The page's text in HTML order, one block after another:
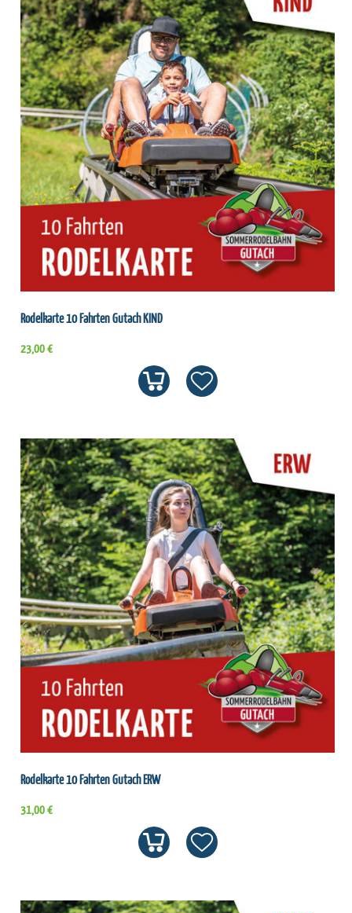
Rodelkarte 10 Fahrten Gutach KIND
23,00 €
Rodelkarte 10 Fahrten Gutach ERW
31,00 €